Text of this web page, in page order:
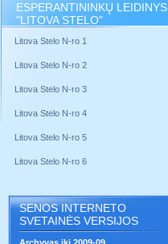
ESPERANTININKŲ LEIDINYS
"LITOVA STELO"
Litova Stelo N-ro 1
Litova Stelo N-ro 2
Litova Stelo N-ro 3
Litova Stelo N-ro 4
Litova Stelo N-ro 5
Litova Stelo N-ro 6
SENOS INTERNETO
SVETAINĖS VERSIJOS